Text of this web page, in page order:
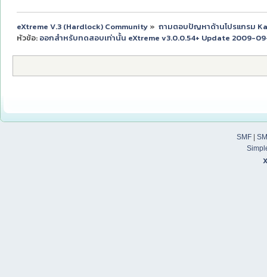
eXtreme V.3 (Hardlock) Community» ถามตอบปัญหาด้านโปรแกรม
หัวข้อ: ออกสำหรับทดสอบเท่านั้น eXtreme v3.0.0.54+ Update 2009-09-
SMF|